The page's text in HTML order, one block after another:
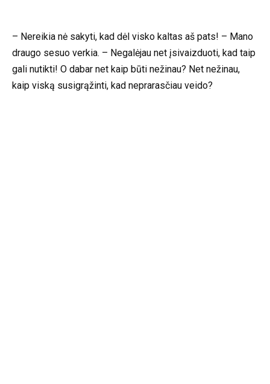
– Nereikia nė sakyti, kad dėl visko kaltas aš pats! – Mano
draugo sesuo verkia. – Negalėjau net įsivaizduoti, kad taip
gali nutikti! O dabar net kaip būti nežinau? Net nežinau,
kaip viską susigrąžinti, kad neprarasčiau veido?